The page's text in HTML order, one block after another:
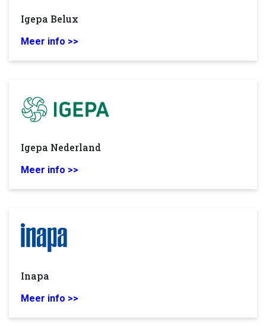
Igepa Belux
Meer info >>
Igepa Nederland
Meer info >>
Inapa
Meer info >>